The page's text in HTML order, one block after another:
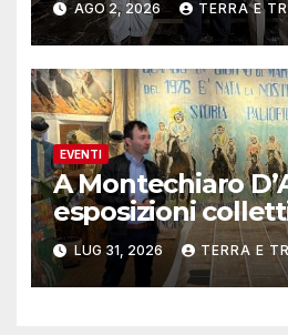
AGO 2, 2026 TERRA E
EVENTI
A Montechiaro
esposizioni
contemporanea
LUG 31, 2026 TERRA E